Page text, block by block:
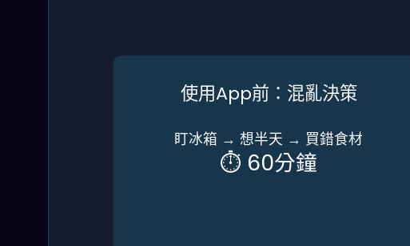
使用App前：混亂決策
盯冰箱 → 想半天 → 買錯食材
⏱️ 60分鐘